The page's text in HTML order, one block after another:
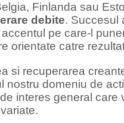
Finlanda sau
debite. Succesul
pe care-l
orientate catre
si recuperarea
nostru domeniu de
interes general care